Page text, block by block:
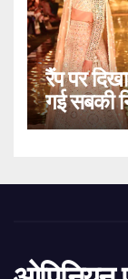
रैंप पर
गई सबकी